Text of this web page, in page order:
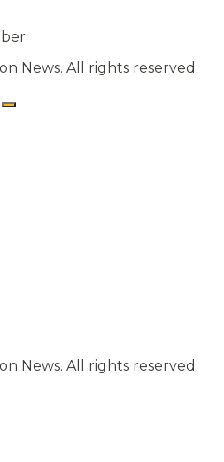
News. All rights reserved.
News. All rights reserved.